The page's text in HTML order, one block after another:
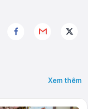
Xem thêm